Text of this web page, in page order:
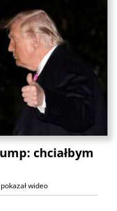
chciałbym
wideo